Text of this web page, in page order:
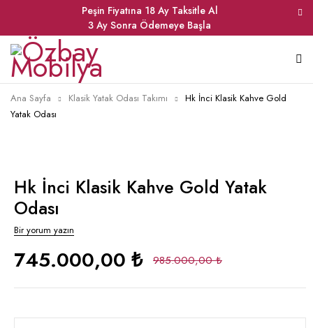
Peşin Fiyatına 18 Ay Taksitle Al
3 Ay Sonra Ödemeye Başla
Ana Sayfa Klasik Yatak Odası Takımı
Hk İnci Klasik Kahve Gold
Yatak Odası
Hk İnci Klasik Kahve Gold Yatak
Odası
Bir yorum yazın
985.000,00 ₺
745.000,00 ₺